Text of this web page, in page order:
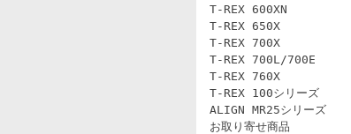
T-REX 600XN
T-REX 650X
T-REX 700X
T-REX 700L/700E
T-REX 760X
T-REX 100シリーズ
ALIGN MR25シリーズ
お取り寄せ商品